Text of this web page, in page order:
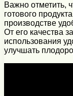
Важно отметить,
готового
производстве
От его качества
использования
улучшать